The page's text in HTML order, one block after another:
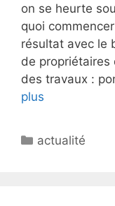
on se heurte
quoi
résultat avec le
de propriétaires
des travaux :
plus
Catégories
actualité